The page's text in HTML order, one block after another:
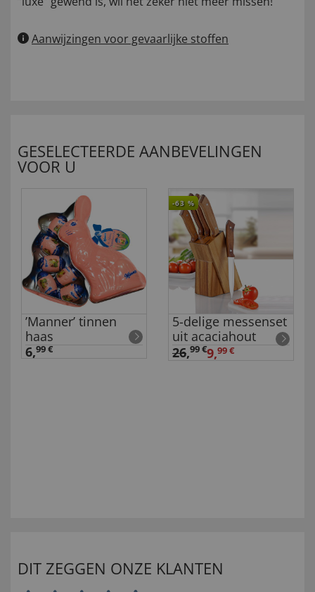
Aanwijzingen voor gevaarlijke stoffen
GESELECTEERDE AANBEVELINGEN
VOOR U
’Manner’ tinnen
haas
6,99 €
-63 %
5-delige messenset
uit acaciahout
26,99 €9,99 €
DIT ZEGGEN ONZE KLANTEN